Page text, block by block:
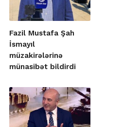
Fazil Mustafa Şah
İsmayıl
müzakirələrinə
münasibət bildirdi